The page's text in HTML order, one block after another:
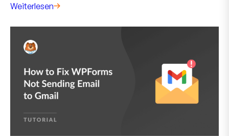
Weiterlesen